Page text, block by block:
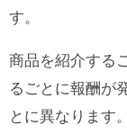
す。
商品を紹介する
るごとに報酬が
とに異なります。